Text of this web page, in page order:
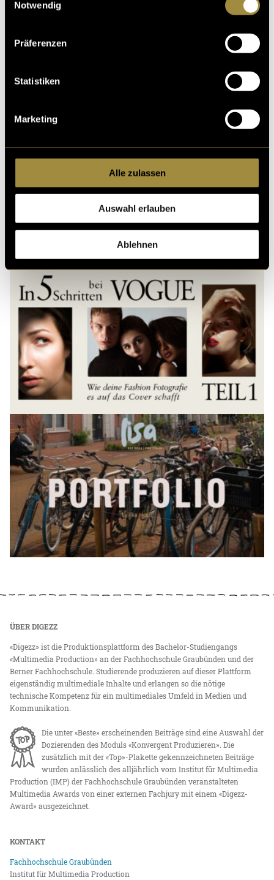
Notwendig
Präferenzen
Statistiken
Marketing
Alle zulassen
Auswahl erlauben
Ablehnen
Kritik
ÜBER DIGEZZ
«Digezz» ist die Produktionsplattform des Bachelor-Studiengangs
«Multimedia Production» an der Fachhochschule Graubünden und der
Berner Fachhochschule. Studierende produzieren auf dieser Plattform
eigenständig multimediale Inhalte und erlangen so die nötige
technische Kompetenz für ein multimediales Umfeld in Medien und
Kommunikation.
Die unter «Beste» erscheinenden Beiträge sind eine Auswahl der
Dozierenden des Moduls «Konvergent Produzieren». Die
zusätzlich mit der «Top»-Plakette gekennzeichneten Beiträge
wurden anlässlich des alljährlich vom Institut für Multimedia
Production (IMP) der Fachhochschule Graubünden veranstalteten
Multimedia Awards von einer externen Fachjury mit einem «Digezz-
Award» ausgezeichnet.
KONTAKT
Fachhochschule Graubünden
Institut für Multimedia Production